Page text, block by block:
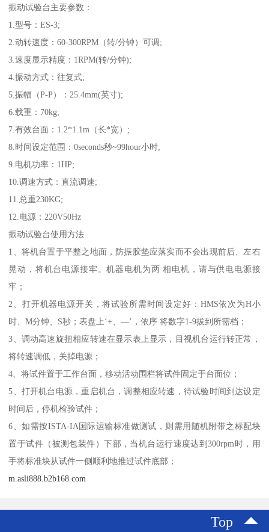
振动试验台主要参数：
1.型号：ES-3;
2.动转速度：60-300RPM（转/分钟）可调;
3.速度显示精度：1RPM(转/分钟);
4.振动方式：往复式;
5.振幅（P-P）：25.4mm(英寸);
6.载重：70kg;
7.有效台面：1.2*1.1m（长*宽）;
8.时间设定范围：0seconds秒~99hour小时;
9.电机功率：1HP;
10.调速方式：直流调速;
11.总重230KG;
12.电源：220V50Hz
振动试验台使用方法
1、将机台置于平整之地面，防振胶垫应落实而不会出现前后、左右
晃动，将机台电源接牢。机器电机为两 相电机，请与供电电源接
牢；
2、打开机器电源开关，将试验所需时间设定好：HMS依次为H小
时、M分钟、S秒；表盘上‘+、—’，依序 将数字1-9拔到所需档；
3、调动高速旋扭相应转速在显示表上显示，目视机台运行转正常，
将转速调低，关掉电源；
4、将试件置于工作台面，移动活动围栏将试件固定于台面位；
5、打开机台电源，重启机台，调整相应转速，待试验时间到达设定
时间后，停机检验试件；
6、如需按ISTA-IA国际运输标准做测试，则需用随机附带之标配块
置于试件（被测包装件）下部，当机台运行速度达到300rpm时，用
手将标准块从试件一侧顺利地推过试件底部；
m.asli888.b2b168.com
Top